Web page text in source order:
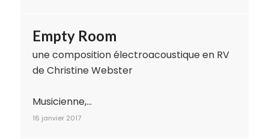
Empty Room
une composition électroacoustique en RV
de Christine Webster
Musicienne,…
16 janvier 2017